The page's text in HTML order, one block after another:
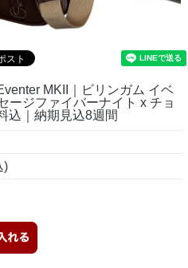
MKII｜ビリンガム イベ
ージファイバーナイト x チョ
込｜納期見込8週間
)